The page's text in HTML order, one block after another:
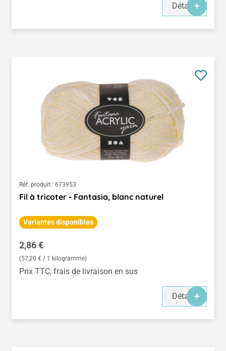
Détails
Réf. produit : 673953
Fil à tricoter - Fantasia, blanc naturel
Variantes disponibles
Prix régulier :
2,86 €
(57,20 € / 1 kilogramme)
Prix TTC, frais de livraison en sus
Détails